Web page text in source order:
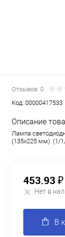
Отзывов: 0
Код: 00000417533
Описание
Лампа
(135x225 мм) (1/
453.93 ₽
Нет в
В